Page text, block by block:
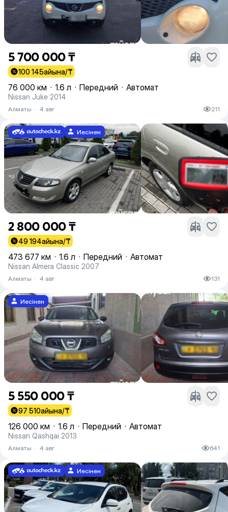
5 700 000 ₸
100 145айына/₸
76 000 км · 1.6 л · Передний · Автомат
Nissan Juke 2014
Алматы · 4 авг 211
Иесінен
2 800 000 ₸
49 194айына/₸
473 677 км · 1.6 л · Передний · Автомат
Nissan Almera Classic 2007
Алматы · 4 авг 131
Иесінен
5 550 000 ₸
97 510айына/₸
126 000 км · 1.6 л · Передний · Автомат
Nissan Qashqai 2013
Алматы · 4 авг 641
Иесінен